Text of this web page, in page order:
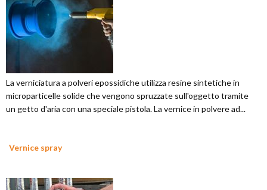
La verniciatura a polveri epossidiche utilizza resine sintetiche in
microparticelle solide che vengono spruzzate sull'oggetto tramite
un getto d'aria con una speciale pistola. La vernice in polvere ad...
Vernice spray